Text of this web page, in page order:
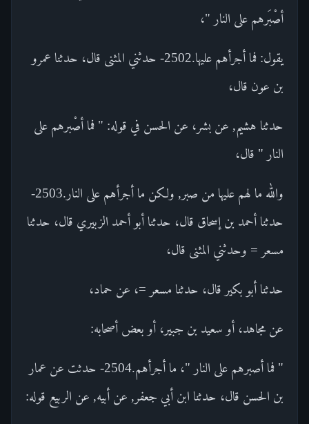
أصْبَرهم على النار "،
يقول: فما أجرأهم عليها.2502- حدثني المثنى قال، حدثنا عمرو
بن عون قال،
حدثنا هشيم, عن بشر، عن الحسن في قوله: " فما أصْبرهم على
النار " قال،
والله ما لهم عليها من صبر, ولكن ما أجرأهم على النار.2503-
حدثنا أحمد بن إسحاق قال، حدثنا أبو أحمد الزبيري قال، حدثنا
مسعر = وحدثني المثنى قال،
حدثنا أبو بكير قال، حدثنا مسعر =، عن حماد،
عن مجاهد، أو سعيد بن جبير، أو بعض أصحابه:
" فما أصبرهم على النار "، ما أجرأهم.2504- حدثت عن عمار
بن الحسن قال، حدثنا ابن أبي جعفر, عن أبيه, عن الربيع قوله: